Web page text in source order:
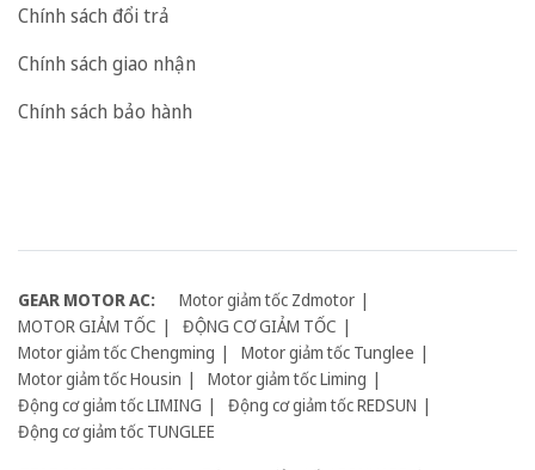
Chính sách đổi trả
Chính sách giao nhận
Chính sách bảo hành
GEAR MOTOR AC:
Motor giảm tốc Zdmotor
MOTOR GIẢM TỐC
ĐỘNG CƠ GIẢM TỐC
Motor giảm tốc Chengming
Motor giảm tốc Tunglee
Motor giảm tốc Housin
Motor giảm tốc Liming
Động cơ giảm tốc LIMING
Động cơ giảm tốc REDSUN
Động cơ giảm tốc TUNGLEE